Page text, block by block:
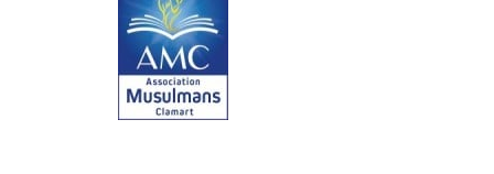
Actualités
Contacts